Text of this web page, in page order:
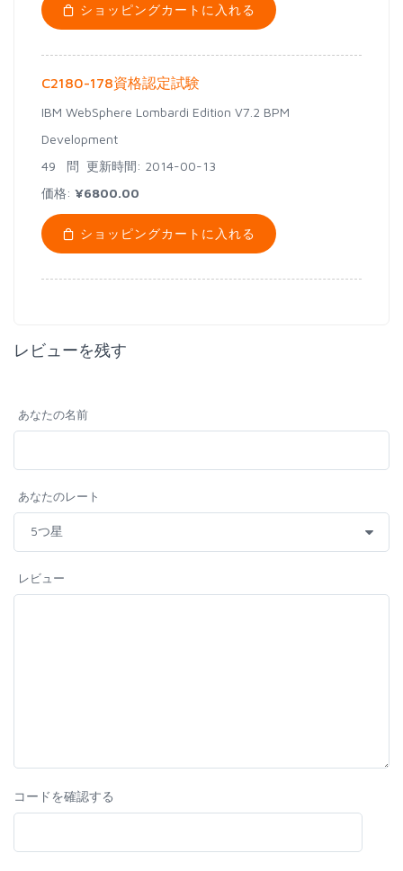
ショッピングカートに入れる
C2180-178資格認定試験
IBM WebSphere Lombardi Edition V7.2 BPM
Development
49 問 更新時間: 2014-00-13
価格: ¥6800.00
ショッピングカートに入れる
レビューを残す
あなたの名前
あなたのレート
レビュー
コードを確認する